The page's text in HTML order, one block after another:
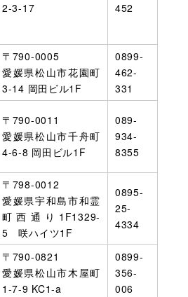
2-3-17
452
〒790-0005
愛媛県松山市花園町
3-14 岡田ビル1F
0899-
462-
331
〒790-0011
愛媛県松山市千舟町
4-6‐8 岡田ビル1F
089-
934-
8355
〒798-0012
愛媛県宇和島市和霊
町西通り1F1329-
5 咲ハイツ1F
0895-
25-
4334
〒790-0821
愛媛県松山市木屋町
1-7-9 KC1-a
0899-
356-
006